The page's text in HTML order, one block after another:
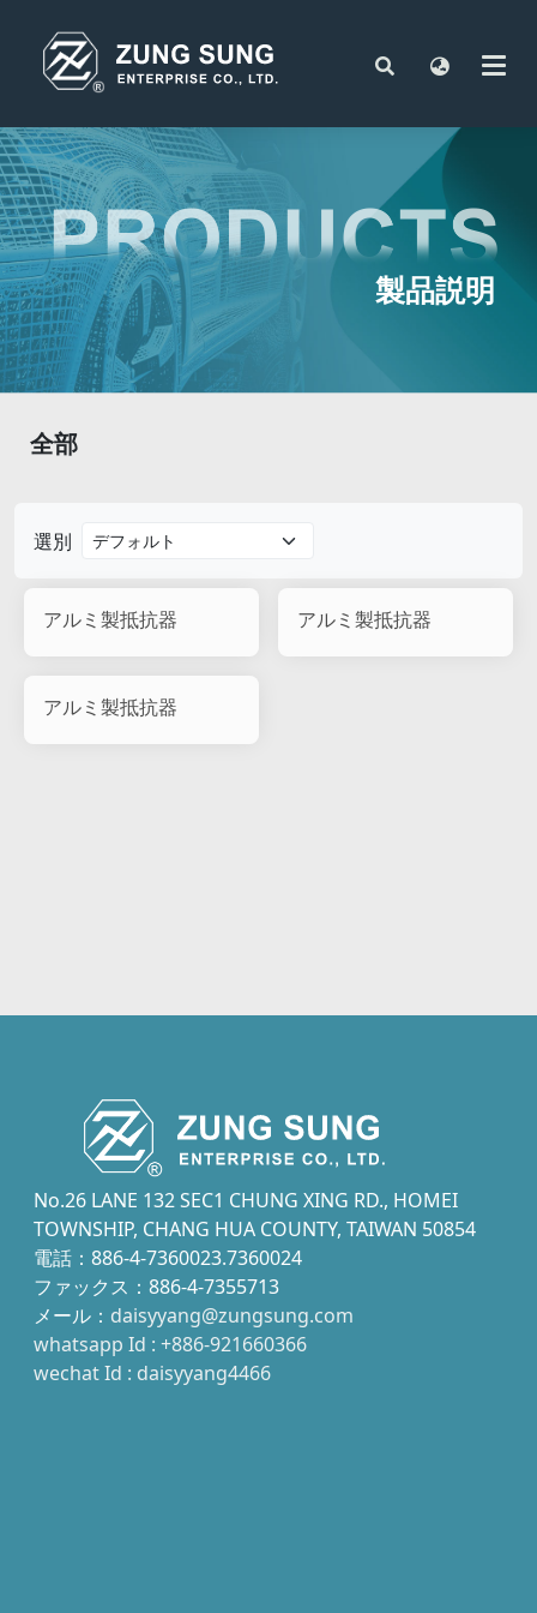
製品説明
選別
アルミ製抵抗器 アルミ製抵抗器
アルミ製抵抗器
全部
No.26 LANE 132 SEC1 CHUNG XING RD., HOMEI
TOWNSHIP, CHANG HUA COUNTY, TAIWAN 50854
電話：886-4-7360023.7360024
ファックス：886-4-7355713
メール： daisyyang@zungsung.com
whatsapp Id : +886-921660366
wechat Id : daisyyang4466